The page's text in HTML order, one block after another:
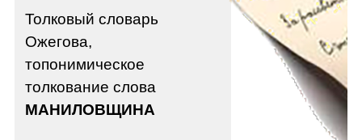
Толковый словарь
Ожегова,
топонимическое
толкование слова
МАНИЛОВЩИНА